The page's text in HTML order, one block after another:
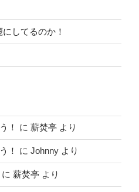
してるのか！
！ に 薪焚亭 より
！ に Johnny より
に 薪焚亭 より